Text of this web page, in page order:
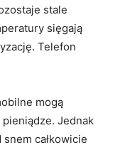
stale
sięgają
Telefon
mogą
Jednak
całkowicie